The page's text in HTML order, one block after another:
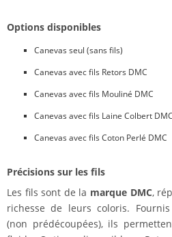
Options disponibles
Canevas seul (sans fils)
Canevas avec fils Retors DMC
Canevas avec fils Mouliné DMC
Canevas avec fils Laine Colbert DMC
Canevas avec fils Coton Perlé DMC
Précisions sur les fils
Les fils sont de la marque DMC,
richesse de leurs coloris.
(non prédécoupées), ils